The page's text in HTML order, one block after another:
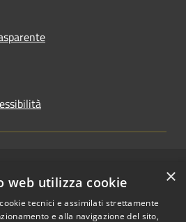
Copyright © 2026 • Comune di
Riccione • Powered by
Municipium•Accesso
×
web utilizza cookie
tecnici e assimilati strettamente
e alla navigazione del sito,